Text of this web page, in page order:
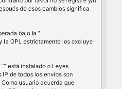
de esos cambios significa
bajo la “
la GPL estrictamente los excluye
está instalado o Leyes
de todos los envíos son
usuario acuerda que